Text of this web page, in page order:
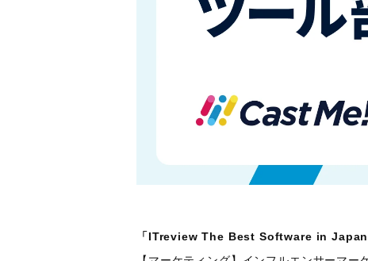
「ITreview The Best Software in